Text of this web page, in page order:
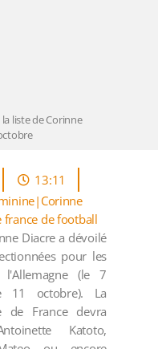
la liste de Corinne
13:11
de football
Diacre a dévoilé
pour les
(le 7
11 octobre). La
de France devra
Katoto,